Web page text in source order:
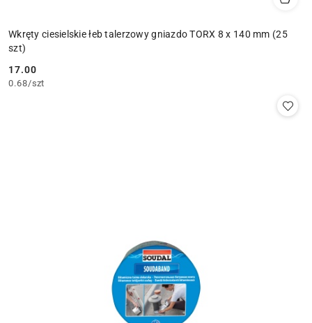
Wkręty ciesielskie łeb talerzowy gniazdo TORX 8 x 140 mm (25
szt)
Cena:
17.00
0.68/szt